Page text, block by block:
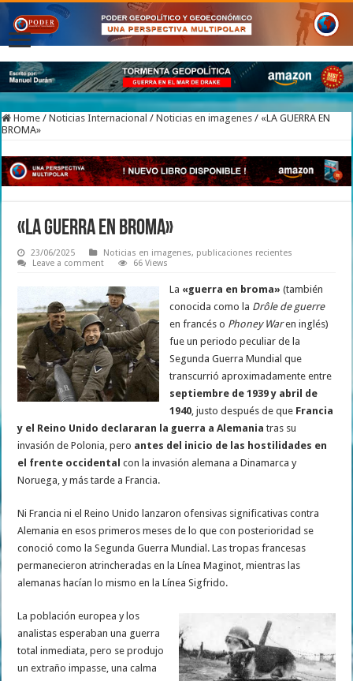
Home / Noticias Internacional / Noticias en imagenes / «LA GUERRA EN
BROMA»
«LA GUERRA EN BROMA»
23/06/2025 Noticias en imagenes, publicaciones recientes
Leave a comment
66 Views
La «guerra en broma» (también
conocida como la Drôle de guerre
en francés o Phoney Waren inglés)
fue un periodo peculiar de la
Segunda Guerra Mundial que
transcurrió aproximadamente entre
septiembre de 1939 y abril de
1940, justo después de que Francia
y el Reino Unido declararan la guerra a Alemania tras su
invasión de Polonia, pero antes del inicio de las hostilidades en
el frente occidental con la invasión alemana a Dinamarca y
Noruega, y más tarde a Francia.
Ni Francia ni el Reino Unido lanzaron ofensivas significativas contra
Alemania en esos primeros meses de lo que con posterioridad se
conoció como la Segunda Guerra Mundial. Las tropas francesas
permanecieron atrincheradas en la Línea Maginot, mientras las
alemanas hacían lo mismo en la Línea Sigfrido.
La población europea y los
analistas esperaban una guerra
total inmediata, pero se produjo
un extraño impasse, una calma